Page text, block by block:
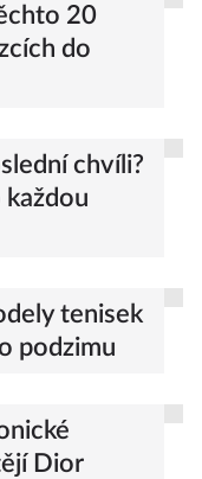
20
do
chvíli?
každou
tenisek
podzimu
Dior